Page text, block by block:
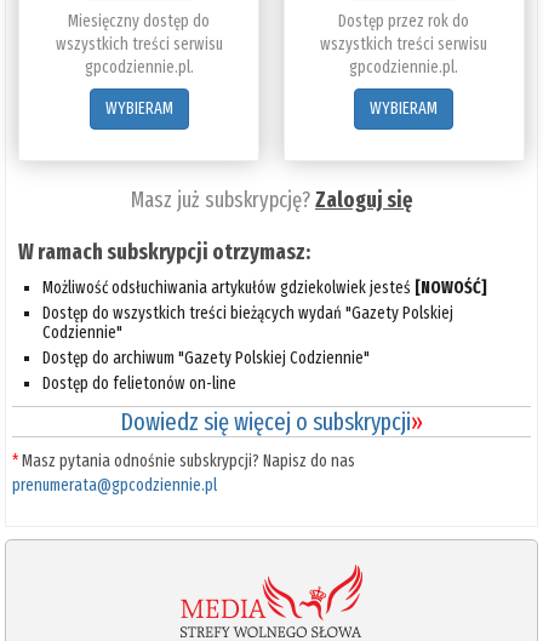
Miesięczny dostęp do
wszystkich treści serwisu
gpcodziennie.pl.
WYBIERAM
Dostęp przez rok do
wszystkich treści serwisu
gpcodziennie.pl.
WYBIERAM
Masz już subskrypcję?Zaloguj się
W ramach subskrypcji otrzymasz:
Możliwość odsłuchiwania artykułów gdziekolwiek jesteś [NOWOŚĆ]
Dostęp do wszystkich treści bieżących wydań "Gazety Polskiej
Codziennie"
Dostęp do archiwum "Gazety Polskiej Codziennie"
Dostęp do felietonów on-line
Dowiedz się więcej o subskrypcji»
*Masz pytania odnośnie subskrypcji? Napisz do nas
prenumerata@gpcodziennie.pl